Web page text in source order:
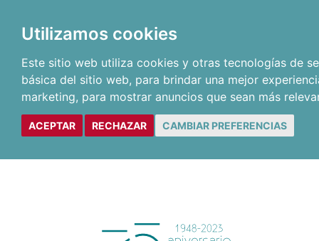
Utilizamos cookies
Este sitio web utiliza cookies y otras tecnologías de
básica del sitio web, para brindar una mejor
marketing, para mostrar anuncios que sean más
ACEPTAR RECHAZAR CAMBIAR PREFERENCIAS